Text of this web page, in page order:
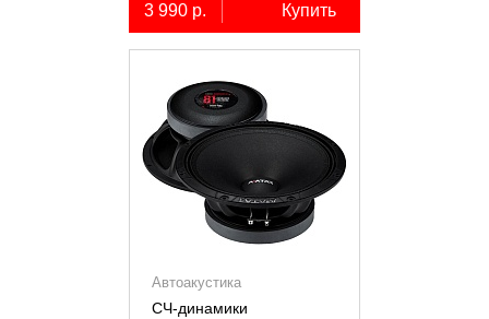
3 990 р. Купить
Автоакустика
СЧ-динамики